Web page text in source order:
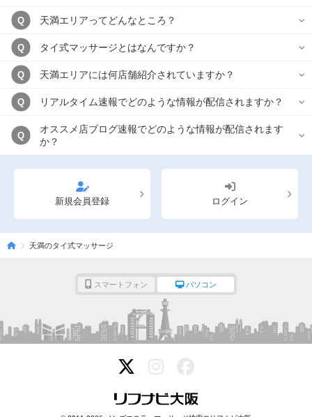
Q 天満エリアってどんなところ？
Q タイ式マッサージとはなんですか？
Q 天満エリアには何店舗紹介されていますか？
Q リアルタイム速報でどのような情報が配信されますか？
Q
オススメ店ブログ速報でどのような情報が配信されます
か？
新規会員登録 ログイン
天満のタイ式マッサージ
スマートフォン パソコン